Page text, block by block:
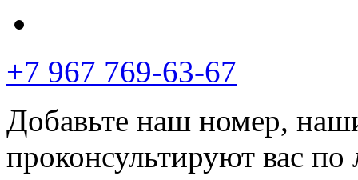
+7 967 769-63-67
Добавьте наш номер,
проконсультируют вас